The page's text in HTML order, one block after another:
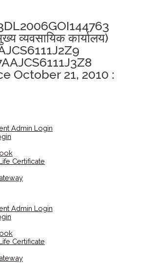
व्यवसायिक कार्यालय)
October 21, 2010 :
Admin Login
Certificate
Admin Login
Certificate